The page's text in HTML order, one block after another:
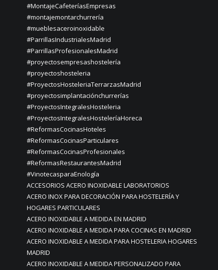
#MontajeCafeteríasEmpresas
#montajemontarchurrería
#mueblesaceroinoxidable
#ParrillasIndustrialesMadrid
#ParrillasProfesionalesMadrid
#proyectosempresashostelería
#proyectoshosteleria
#ProyectosHosteleriaTerrarzasMadrid
#proyectosimplantaciónchurrerías
#ProyectosIntegralesHosteleria
#ProyectosIntegralesHosteleríaHoreca
#ReformasCocinasHoteles
#ReformasCocinasParticulares
#ReformasCocinasProfesionales
#ReformasRestaurantesMadrid
#VinotecasparaEnología
ACCESORIOS ACERO INOXIDABLE LABORATORIOS
ACERO INOX PARA DECORACIÓN PARA HOSTELERÍA Y
HOGARES PARTICULARES
ACERO INOXIDABLE A MEDIDA EN MADRID
ACERO INOXIDABLE A MEDIDA PARA COCINAS EN MADRID
ACERO INOXIDABLE A MEDIDA PARA HOSTELERIA HOGARES
MADRID
ACERO INOXIDABLE A MEDIDA PERSONALIZADO PARA